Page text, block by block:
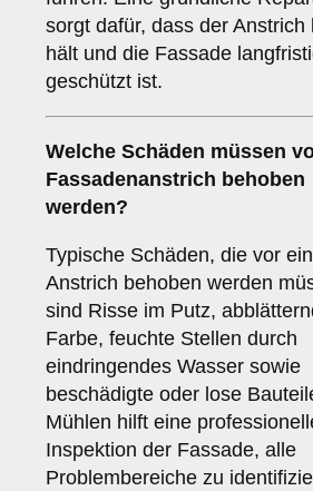
sorgt dafür, dass der Anstrich
hält und die Fassade
geschützt ist.
Welche Schäden müssen
Fassadenanstrich behoben
werden?
Typische Schäden, die vor
Anstrich behoben werden
sind Risse im Putz,
Farbe, feuchte Stellen durch
eindringendes Wasser sowie
beschädigte oder lose
Mühlen hilft eine
Inspektion der Fassade, alle
Problembereiche zu